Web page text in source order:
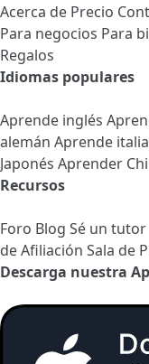
Acerca de Precio
Para negocios Para
Regalos
Idiomas populares
Aprende inglés
alemán Aprende
Japonés Aprender
Recursos
Foro Blog Sé un tutor
de Afiliación Sala de
Descarga nuestra